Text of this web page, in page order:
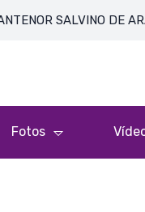
SALVINO DE
Fotos